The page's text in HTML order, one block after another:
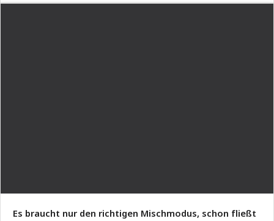
Es braucht nur den richtigen Mischmodus, schon fließt